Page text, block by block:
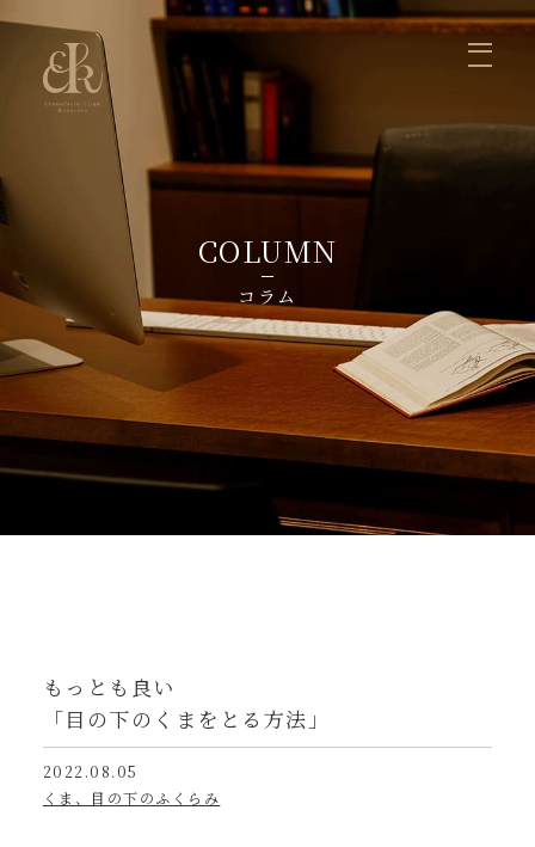
まぶた
くま、目の下のふくらみ
口元、かみ合わせ
脂肪注入
リフトアップ
しみ・いぼ・ほくろ
ヒアルロン酸・ボツリヌストキシン注射
初めて受診される方へ
よくあるご質問
COLUMN
コラム
もっとも良い
「目の下のくまをとる方法」
2022.08.05
くま、目の下のふくらみ